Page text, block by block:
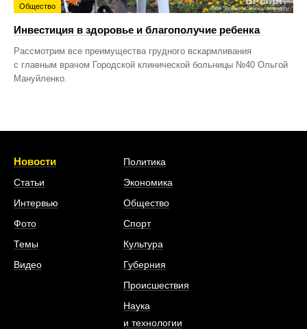
Общество
Инвестиция в здоровье и благополучие ребенка
Рассмотрим все преимущества грудного вскармливания
с главным врачом Городской клинической больницы №40 Ольгой
Мануйленко.
Новости
Статьи
Интервью
Фото
Темы
Видео
Политика
Экономика
Общество
Спорт
Культура
Губерния
Происшествия
Наука
и технологии